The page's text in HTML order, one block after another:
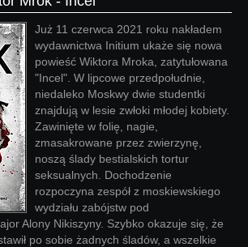
Już 11 czerwca 2021 roku nakładem
wydawnictwa Initium ukaże się nowa
powieść Wiktora Mroka, zatytułowana
"Incel". W lipcowe przedpołudnie,
niedaleko Moskwy dwie studentki
znajdują w lesie zwłoki młodej kobiety.
Zawinięte w folię, nagie,
zmasakrowane przez zwierzynę,
noszą ślady bestialskich tortur
seksualnych. Dochodzenie
rozpoczyna zespół z moskiewskiego
wydziału zabójstw pod
Alony Nikiszyny. Szybko okazuje się, że
po sobie żadnych śladów, a wszelkie